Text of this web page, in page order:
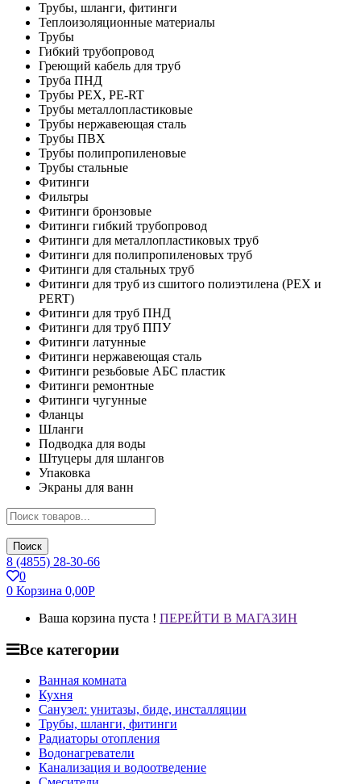
Трубы, шланги, фитинги
Теплоизоляционные материалы
Трубы
Гибкий трубопровод
Греющий кабель для труб
Труба ПНД
Трубы PEX, PE-RT
Трубы металлопластиковые
Трубы нержавеющая сталь
Трубы ПВХ
Трубы полипропиленовые
Трубы стальные
Фитинги
Фильтры
Фитинги бронзовые
Фитинги гибкий трубопровод
Фитинги для металлопластиковых труб
Фитинги для полипропиленовых труб
Фитинги для стальных труб
Фитинги для труб из сшитого полиэтилена (PEX и
PERT)
Фитинги для труб ПНД
Фитинги для труб ППУ
Фитинги латунные
Фитинги нержавеющая сталь
Фитинги резьбовые АБС пластик
Фитинги ремонтные
Фитинги чугунные
Фланцы
Шланги
Подводка для воды
Штуцеры для шлангов
Упаковка
Экраны для ванн
Поиск
8 (4855) 28-30-66
0
0 Корзина 0,00Р
Ваша корзина пуста ! ПЕРЕЙТИ В МАГАЗИН
Все категории
Ванная комната
Кухня
Санузел: унитазы, биде, инсталляции
Трубы, шланги, фитинги
Радиаторы отопления
Водонагреватели
Канализация и водоотведение